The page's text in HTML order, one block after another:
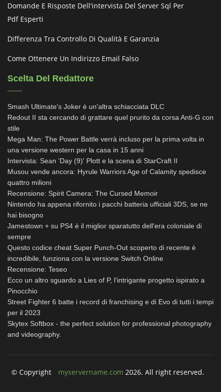
Domande E Risposte Dell'intervista Del Server Sql Per
Pdf Esperti
Differenza Tra Controllo Di Qualità E Garanzia
Come Ottenere Un Indirizzo Email Falso
Scelta Del Redattore
Smash Ultimate's Joker è un'altra schiacciata DLC
Redout II sta cercando di grattare quel prurito da corsa Anti-G con
stile
Mega Man: The Power Battle verrà incluso per la prima volta in
una versione western per la casa in 15 anni
Intervista: Sean 'Day (9)' Plott e la scena di StarCraft II
Musou vende ancora: Hyrule Warriors Age of Calamity spedisce
quattro milioni
Recensione: Spirit Camera: The Cursed Memoir
Nintendo ha appena rifornito i pacchi batteria ufficiali 3DS, se ne
hai bisogno
Jamestown + su PS4 è il miglior sparatutto dell'era coloniale di
sempre
Questo codice cheat Super Punch-Out scoperto di recente è
incredibile, funziona con la versione Switch Online
Recensione: Teseo
Ecco un altro sguardo a Lies of P, l'intrigante progetto ispirato a
Pinocchio
Street Fighter 6 batte i record di franchising e di Evo di tutti i tempi
per il 2023
Skytex Softbox - the perfect solution for professional photography
and videography.
© Copyright myservername.com 2026. All right reserved.